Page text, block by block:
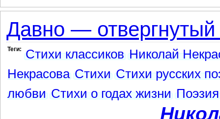
Давно —
Теги: Стихи классиков Николай
Некрасова Стихи Стихи русских
любви Стихи о годах жизни Поэзия